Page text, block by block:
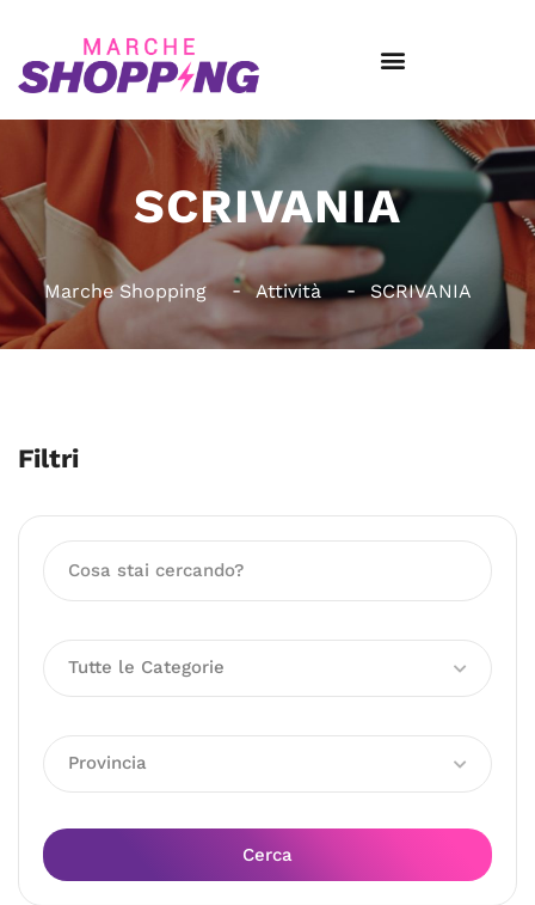
SCRIVANIA
Marche Shopping Attività SCRIVANIA
Filtri
Tutte le Categorie
Provincia
Cerca